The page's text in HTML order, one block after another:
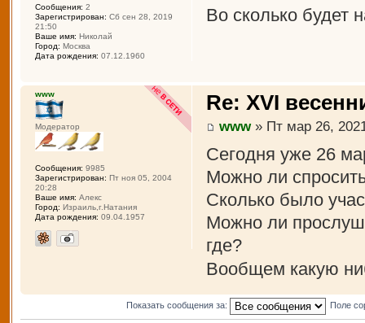
Во сколько будет
Сообщения: 2
Зарегистрирован: Сб сен 28, 2019
21:50
Ваше имя: Николай
Город: Москва
Дата рождения: 07.12.1960
Re: XVI
www» Пт мар 26,
Сегодня уже 26
Можно ли
Сколько было
Можно ли
где?
Вообщем какую
www
Модератор
Сообщения: 9985
Зарегистрирован: Пт ноя 05, 2004
20:28
Ваше имя: Алекс
Город: Израиль,г.Натания
Дата рождения: 09.04.1957
Показать сообщения за: Поле